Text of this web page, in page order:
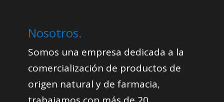
Nosotros.
Somos una empresa dedicada a la
comercialización de productos de
origen natural y de farmacia,